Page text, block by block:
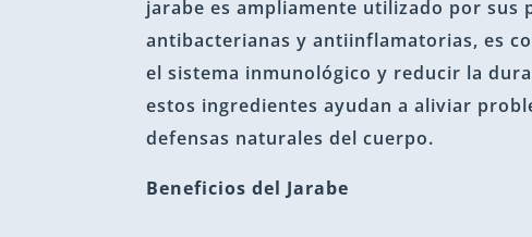
jarabe es ampliamente utilizado por sus
antibacterianas y antiinflamatorias, es
el sistema inmunológico y reducir la
estos ingredientes ayudan a aliviar
defensas naturales del cuerpo.
Beneficios del Jarabe